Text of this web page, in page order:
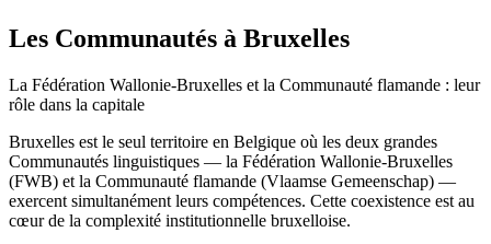
Les Communautés à Bruxelles
La Fédération Wallonie-Bruxelles et la Communauté flamande : leur
rôle dans la capitale
Bruxelles est le seul territoire en Belgique où les deux grandes
Communautés linguistiques — la Fédération Wallonie-Bruxelles
(FWB) et la Communauté flamande (Vlaamse Gemeenschap) —
exercent simultanément leurs compétences. Cette coexistence est au
cœur de la complexité institutionnelle bruxelloise.